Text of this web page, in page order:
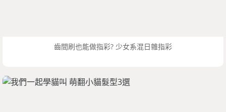
齒間刷也能做指彩? 少女系混日雜指彩